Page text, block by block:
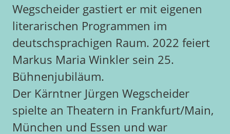
Wegscheider gastiert er mit eigenen
literarischen Programmen im
deutschsprachigen Raum. 2022 feiert
Markus Maria Winkler sein 25.
Bühnenjubiläum.
Der Kärntner Jürgen Wegscheider
spielte an Theatern in Frankfurt/Main,
München und Essen und war